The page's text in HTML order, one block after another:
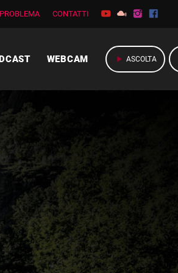
CONTATTI
WEBCAM play_arrow ASCOLTA